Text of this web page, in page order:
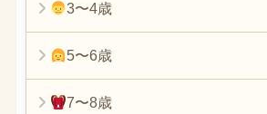
3〜4歳
5〜6歳
7〜8歳